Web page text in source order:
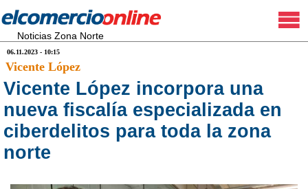
Noticias Zona Norte
06.11.2023 - 10:15
Vicente López
Vicente López incorpora una
nueva fiscalía especializada en
ciberdelitos para toda la zona
norte